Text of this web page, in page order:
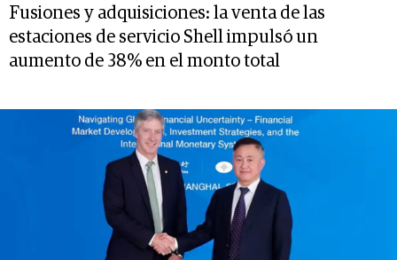
Fusiones y adquisiciones: la venta de las
estaciones de servicio Shell impulsó un
aumento de 38% en el monto total